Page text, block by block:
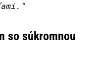
so súkromnou